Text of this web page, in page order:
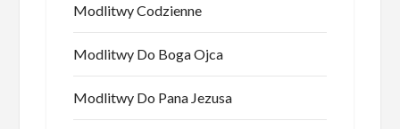
Modlitwy Codzienne
Modlitwy Do Boga Ojca
Modlitwy Do Pana Jezusa